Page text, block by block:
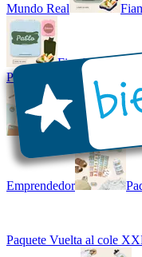
Mundo Real
Fiambrera con
Paquetes
Kit combinado
Emprendedor
Paquete Vuelta al cole